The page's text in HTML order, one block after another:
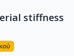
stiffness